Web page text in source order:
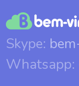
Skype:
Whatsapp: